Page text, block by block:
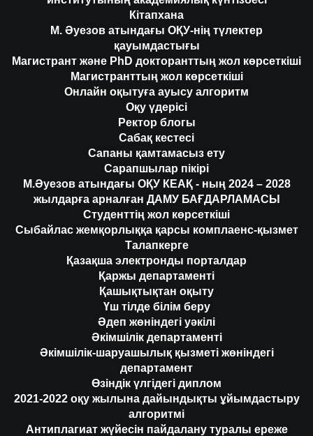
Кітапхана
М. Әуезов атындағы ОҚУ-нің түлектер
қауымдастығы
Магистрант және PhD докторанттың жол көрсеткіші
Магистранттың жол көрсеткіші
Онлайн оқытуға ауысу алгоритм
Оқу үдерісі
Ректор блогы
Сабақ кестесі
Сапаны қамтамасыз ету
Сарапшылар пікірі
М.Әуезов атындағы ОҚУ КЕАҚ - ның 2024 – 2028
жылдарға арналған ДАМУ БАҒДАРЛАМАСЫ
Студенттің жол көрсеткіші
Сыбайлас жемқорлыққа қарсы комплаенс-қызмет
Талапкерге
Қазақша электронды порталдар
Қаржы департаменті
Қашықтықтан оқыту
Үш тілде білім беру
Әдеп жөніндегі уәкілі
Әкімшілік департаменті
Әкімшілік-шаруашылық қызметі жөніндегі
департамент
Өзіндік үлгідегі диплом
2021-2022 оқу жылына дайындықты ұйымдастыру
алгоритмі
Антиплагиат жүйесін пайдалану туралы ереже